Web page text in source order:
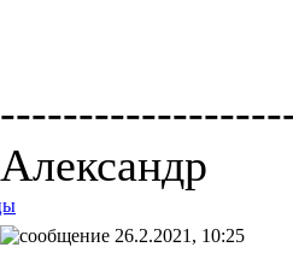
Александр
26.2.2021, 10:25